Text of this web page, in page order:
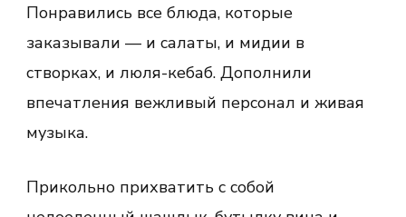
Понравились все блюда, которые
заказывали — и салаты, и мидии в
створках, и люля-кебаб. Дополнили
впечатления вежливый персонал и живая
музыка.
Прикольно прихватить с собой